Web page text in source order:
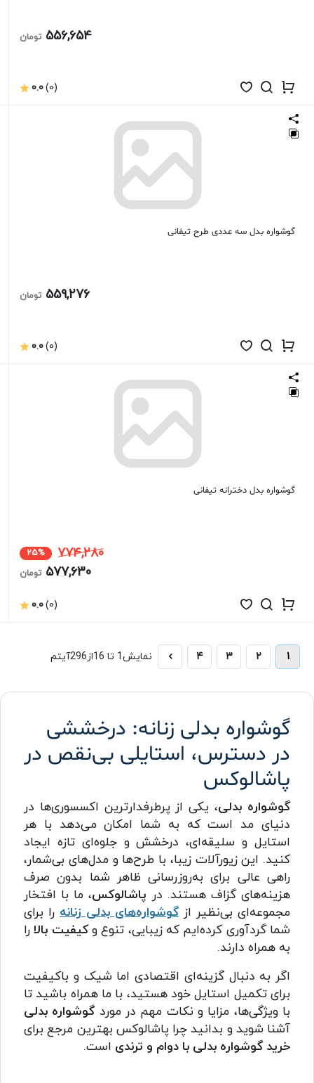
556,654 تومان
0.0(0)
گوشواره بدل سه عددی طرح تیفانی
559,276 تومان
0.0(0)
گوشواره بدل دخترانه تیفانی
774,280
25%
577,630 تومان
0.0(0)
1
2
3
4 نمایش1 تا 16 از296آیتم
گوشواره بدلی زنانه: درخششی
در دسترس، استایلی بی‌نقص در
پاشالوکس
گوشواره بدلی، یکی از پرطرفدارترین اکسسوری‌ها در
دنیای مد است که به شما امکان می‌دهد با هر
استایل و سلیقه‌ای، درخشش و جلوه‌ای تازه ایجاد
کنید. این زیورآلات زیبا، با طرح‌ها و مدل‌های بی‌شمار،
راهی عالی برای به‌روزرسانی ظاهر شما بدون صرف
هزینه‌های گزاف هستند. در پاشالوکس، ما با افتخار
مجموعه‌ای بی‌نظیر ازگوشواره‌های بدلی زنانه را برای
شما گردآوری کرده‌ایم که زیبایی، تنوع وکیفیت بالارا
به همراه دارند.
اگر به دنبال گزینه‌ای اقتصادی اما شیک و باکیفیت
برای تکمیل استایل خود هستید، با ما همراه باشید تا
با ویژگی‌ها، مزایا و نکات مهم در موردگوشواره بدلی
آشنا شوید و بدانید چرا پاشالوکس بهترین مرجع برای
خرید گوشواره بدلی با دوام و ترندی است.